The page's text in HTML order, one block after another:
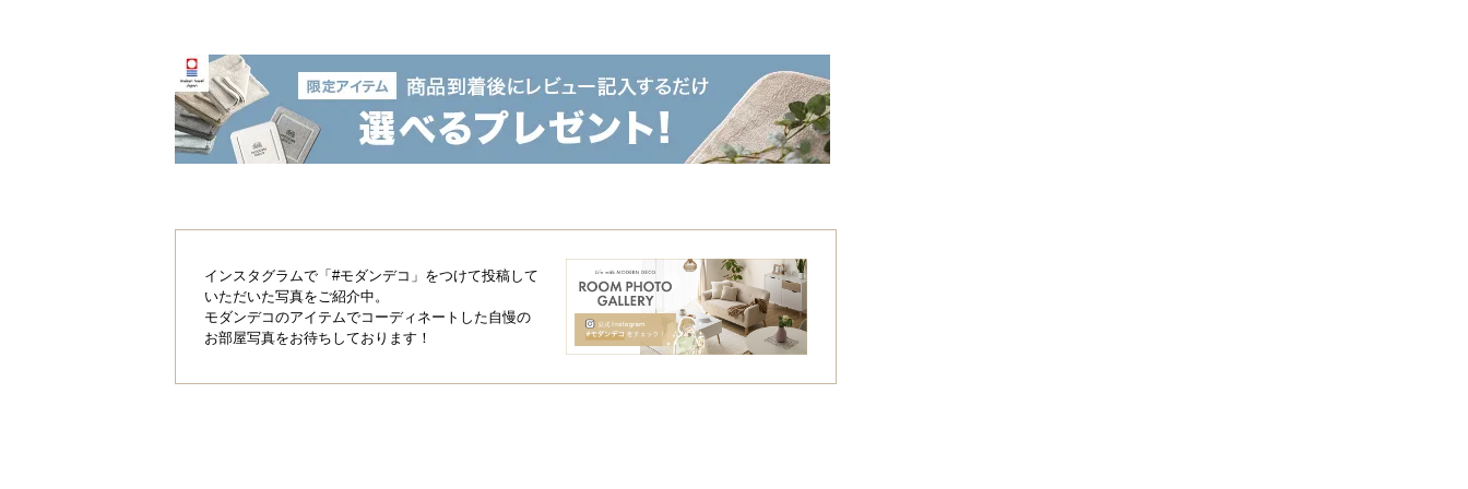
インスタグラムで「#モダンデコ」をつけて投稿して
いただいた写真をご紹介中。
モダンデコのアイテムでコーディネートした自慢の
お部屋写真をお待ちしております！